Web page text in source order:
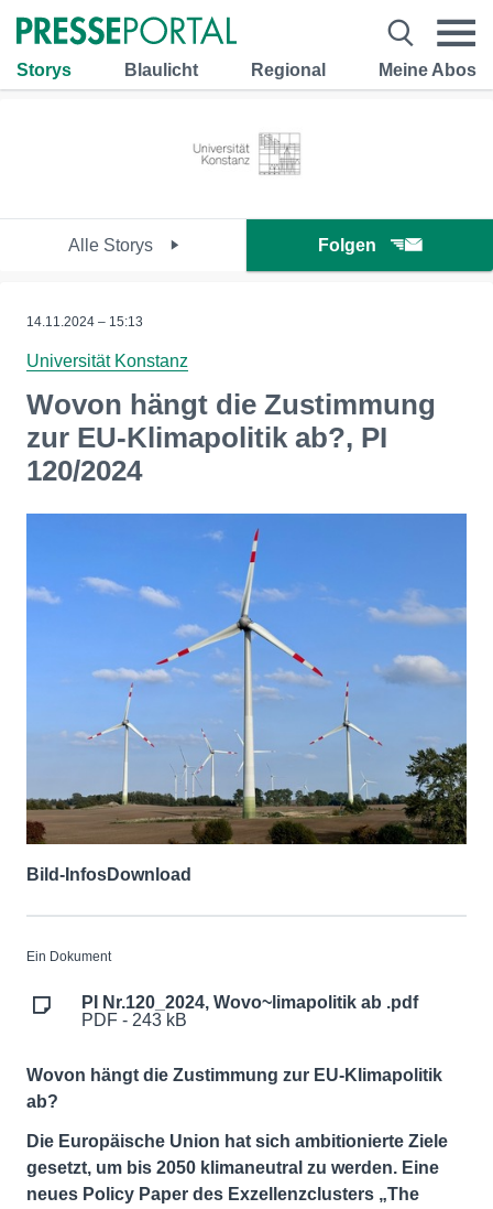
Storys Blaulicht Regional Meine Abos
Alle Storys Folgen
14.11.2024 – 15:13
Universität Konstanz
Wovon hängt die Zustimmung
zur EU-Klimapolitik ab?, PI
120/2024
Bild-InfosDownload
Ein Dokument
PI Nr.120_2024, Wovo~limapolitik ab .pdf
PDF - 243 kB
Wovon hängt die Zustimmung zur EU-Klimapolitik
ab?
Die Europäische Union hat sich ambitionierte Ziele
gesetzt, um bis 2050 klimaneutral zu werden. Eine
neues Policy Paper des Exzellenzclusters „The